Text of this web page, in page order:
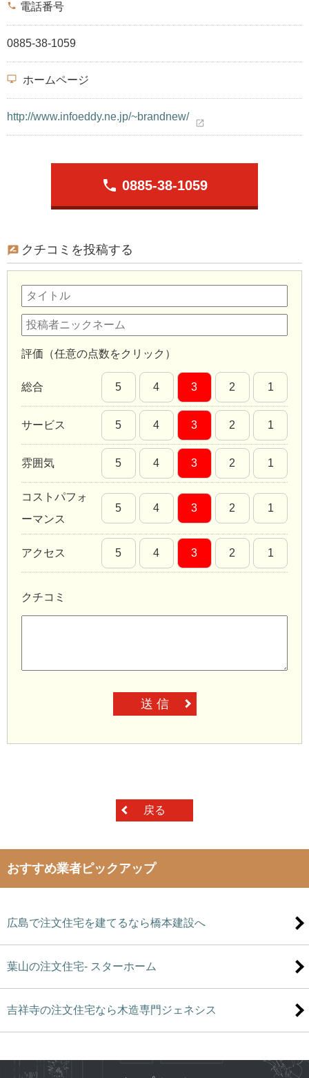
phone 電話番号
0885-38-1059
desktop_windows ホームページ
http://www.infoeddy.ne.jp/~brandnew/
open_in_new
phone 0885-38-1059
クチコミを投稿する
評価（任意の点数をクリック）
総合 5 4 3 2 1
サービス 5 4 3 2 1
雰囲気 5 4 3 2 1
コストパフォ
ーマンス
5 4 3 2 1
アクセス 5 4 3 2 1
クチコミ
送 信
戻る
おすすめ業者ピックアップ
広島で注文住宅を建てるなら橋本建設へ
葉山の注文住宅- スターホーム
吉祥寺の注文住宅なら木造専門ジェネシス